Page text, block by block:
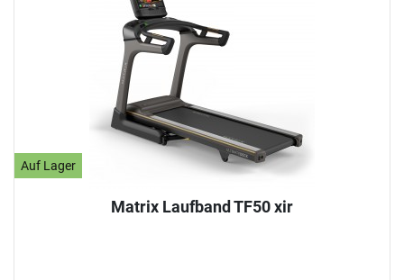
Auf Lager
Matrix Laufband TF50 xir